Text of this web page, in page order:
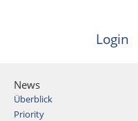
Login
News
Überblick
Priority